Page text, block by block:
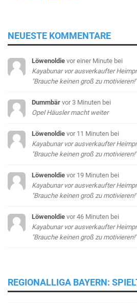
NEUESTE KOMMENTARE
Löwenoldie vor einer Minute bei
Kayabunar vor ausverkaufter
"Brauche keinen groß zu motivieren!"
Dummbär vor 3 Minuten bei
Opel Häusler macht weiter
Löwenoldie vor 11 Minuten bei
Kayabunar vor ausverkaufter
"Brauche keinen groß zu motivieren!"
Löwenoldie vor 19 Minuten bei
Kayabunar vor ausverkaufter
"Brauche keinen groß zu motivieren!"
Löwenoldie vor 46 Minuten bei
Kayabunar vor ausverkaufter
"Brauche keinen groß zu motivieren!"
REGIONALLIGA BAYERN: